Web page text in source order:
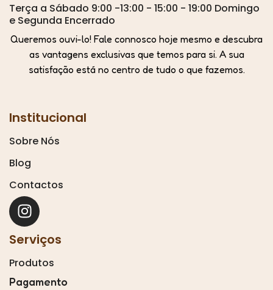
Terça a Sábado 9:00 -13:00 - 15:00 - 19:00 Domingo
e Segunda Encerrado
Queremos ouvi-lo! Fale connosco hoje mesmo e descubra
as vantagens exclusivas que temos para si. A sua
satisfação está no centro de tudo o que fazemos.
Institucional
Sobre Nós
Blog
Contactos
Serviços
Produtos
Pagamento